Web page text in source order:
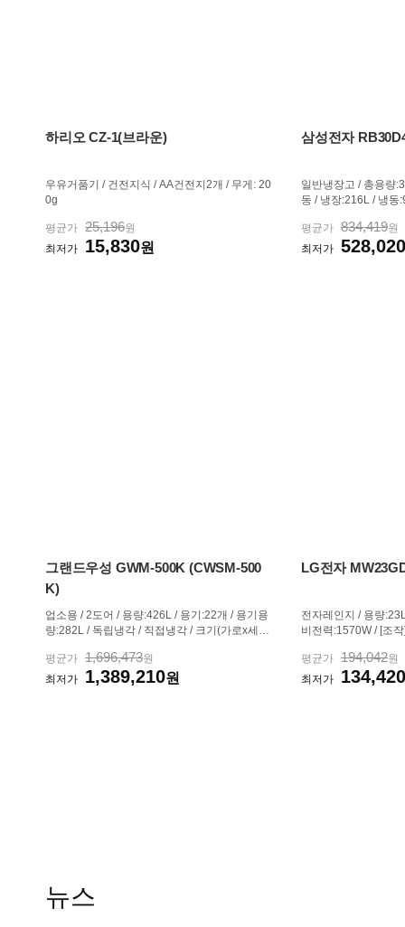
하리오 CZ-1(브라운)
우유거품기 / 건전지식 / AA건전지2개 / 무게: 20
0g
평균가 25,196원
최저가
15,830원
삼성전자
일반냉장고 / 총용량
동 / 냉장:216L / 냉동
음) / [신선/보관] / 계
반쿨링커버 / [디자인
평균가 834,419원
최저가 528,020
그랜드우성 GWM-500K (CWSM-500
K)
업소용 / 2도어 / 용량:426L / 용기:22개 / 용기용
량:282L / 독립냉각 / 직접냉각 / 크기(가로x세로
평균가 1,696,473원
최저가
1,389,210원
LG전자
전자레인지 / 용량
비전력:1570W / [조
/ 인버터 / 디스플레
/ 소독 / 잠금 / 절전 /
평균가 194,042원
최저가
134,420
뉴스